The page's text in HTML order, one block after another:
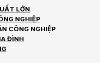
LỚN
NGHIỆP
CÔNG NGHIỆP
ĐÌNH